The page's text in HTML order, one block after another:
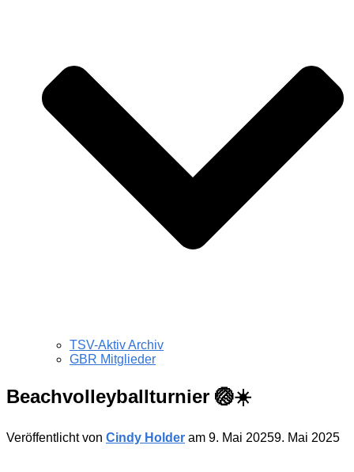
TSV-Aktiv Archiv
GBR Mitglieder
Beachvolleyballturnier 🏐☀️
Veröffentlicht von Cindy Holder am 9. Mai 20259. Mai 2025